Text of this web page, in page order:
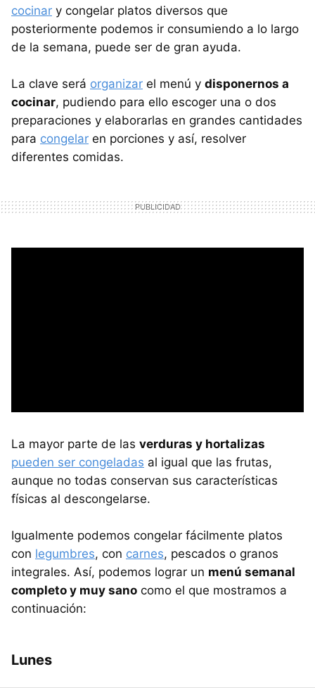
cocinar y congelar platos diversos que
posteriormente podemos ir consumiendo a lo largo
de la semana, puede ser de gran ayuda.
La clave será organizar el menú y disponernos a
cocinar, pudiendo para ello escoger una o dos
preparaciones y elaborarlas en grandes cantidades
para congelar en porciones y así, resolver
diferentes comidas.
La mayor parte de las verduras y hortalizas
pueden ser congeladas al igual que las frutas,
aunque no todas conservan sus características
físicas al descongelarse.
Igualmente podemos congelar fácilmente platos
con legumbres, con carnes, pescados o granos
integrales. Así, podemos lograr un menú semanal
completo y muy sano como el que mostramos a
continuación:
Lunes